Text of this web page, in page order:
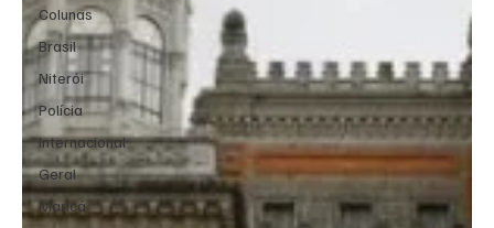
Colunas
Brasil
Niterói
Polícia
Internacional
Geral
Maricá